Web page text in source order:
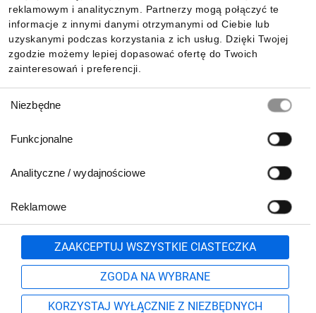
reklamowym i analitycznym. Partnerzy mogą połączyć te
informacje z innymi danymi otrzymanymi od Ciebie lub
uzyskanymi podczas korzystania z ich usług. Dzięki Twojej
zgodzie możemy lepiej dopasować ofertę do Twoich
zainteresowań i preferencji.
zgody
Niezbędne
Funkcjonalne
Analityczne / wydajnościowe
Reklamowe
ZAAKCEPTUJ WSZYSTKIE CIASTECZKA
ZGODA NA WYBRANE
KORZYSTAJ WYŁĄCZNIE Z NIEZBĘDNYCH
Pobierz naszą aplikację mobilną:
801 500 700 lub
71 37 61 600
Formularz kontaktowy